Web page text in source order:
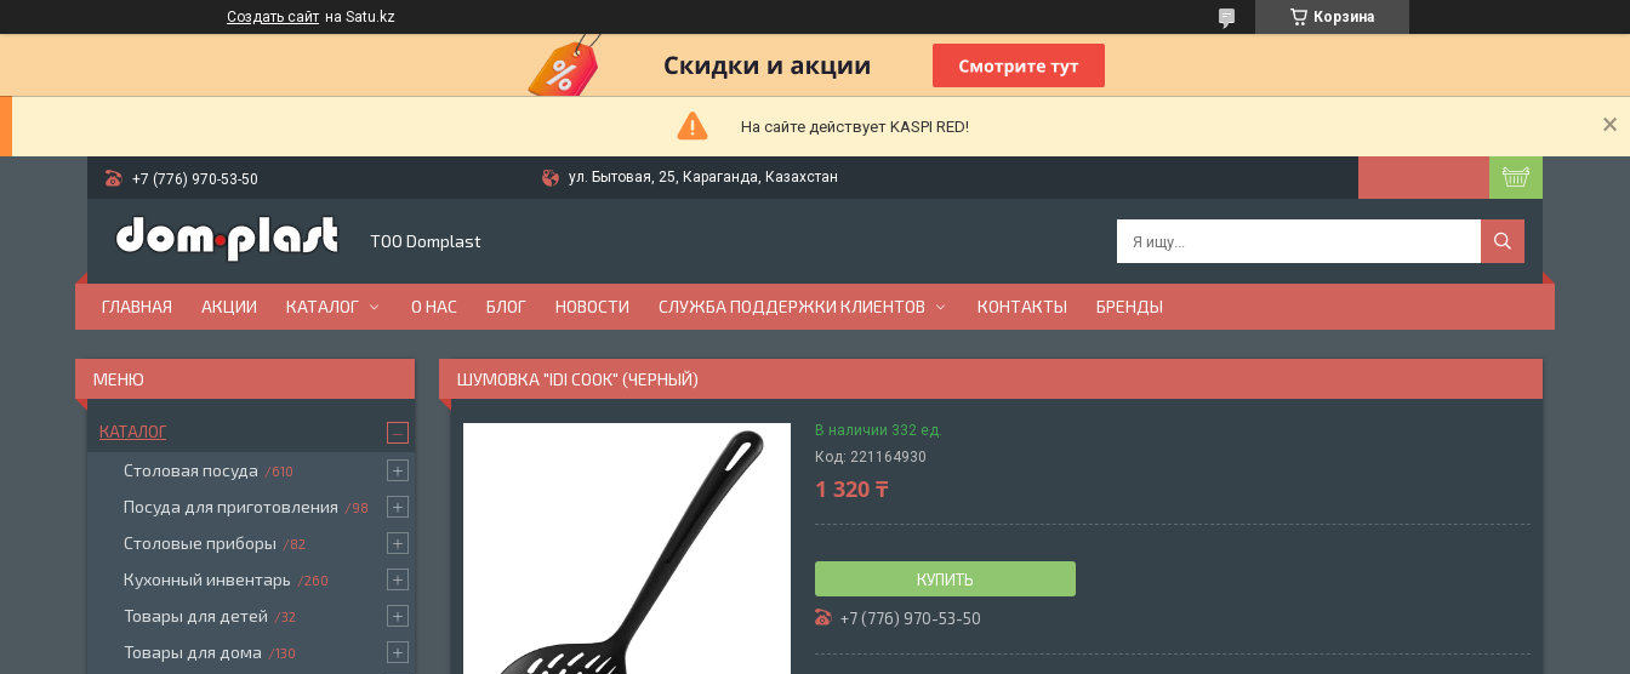
Создать сайт на Satu.kz Корзина
На сайте действует KASPI RED!
+7 (776) 970-53-50 ул. Бытовая, 25, Караганда, Казахстан
ТОО Domplast
ГЛАВНАЯ АКЦИИ КАТАЛОГ О НАС БЛОГ НОВОСТИ СЛУЖБА ПОДДЕРЖКИ КЛИЕНТОВ КОНТАКТЫ БРЕНДЫ
ШУМОВКА "IDI COOK" (ЧЕРНЫЙ)
В наличии 332 ед.
Код: 221164930
1 320 ₸
КУПИТЬ
+7 (776) 970-53-50
КАТАЛОГ
Столовая посуда 610
Посуда для приготовления 98
Столовые приборы 82
Кухонный инвентарь 260
Товары для детей 32
Товары для дома 130